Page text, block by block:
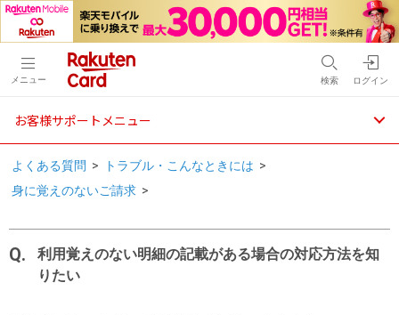
メニュー 検索 ログイン
お客様サポートメニュー
よくある質問 > トラブル・こんなときには >
身に覚えのないご請求 >
利用覚えのない明細の記載がある場合の対応方法を知
りたい